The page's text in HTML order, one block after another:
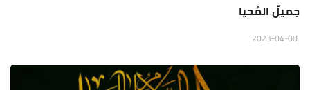
جميلُ المُحيا